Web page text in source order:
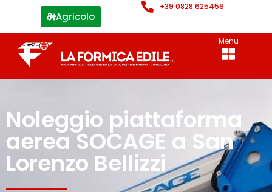
Agricolo
+39 0828 625459
Menu
Noleggio piattaforma
aerea SOCAGE a San
Lorenzo Bellizzi